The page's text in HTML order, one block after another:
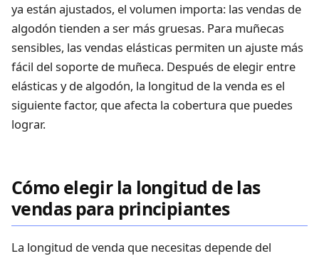
ya están ajustados, el volumen importa: las vendas de
algodón tienden a ser más gruesas. Para muñecas
sensibles, las vendas elásticas permiten un ajuste más
fácil del soporte de muñeca. Después de elegir entre
elásticas y de algodón, la longitud de la venda es el
siguiente factor, que afecta la cobertura que puedes
lograr.
Cómo elegir la longitud de las
vendas para principiantes
La longitud de venda que necesitas depende del